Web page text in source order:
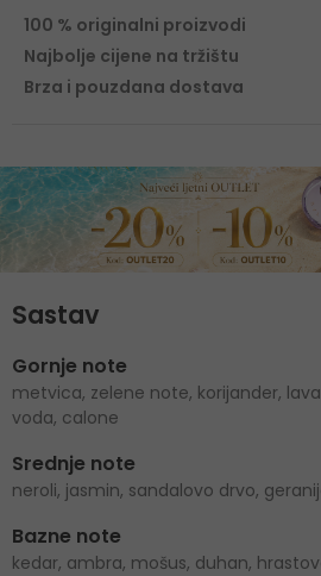
100 % originalni proizvodi
Najbolje cijene na tržištu
Brza i pouzdana dostava
Sastav
Gornje note
metvica, zelene note, korijander,
voda, calone
Srednje note
neroli, jasmin, sandalovo drvo,
Bazne note
kedar, ambra, mošus, duhan,